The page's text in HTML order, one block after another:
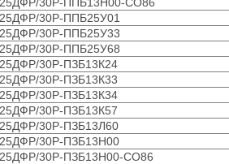
30Р-ППБ25У01
30Р-ППБ25У33
30Р-ППБ25У68
30Р-ПЗБ13К24
30Р-ПЗБ13К33
30Р-ПЗБ13К34
30Р-ПЗБ13К57
30Р-ПЗБ13Л60
30Р-ПЗБ13Н00
30Р-ПЗБ13Н00-СО86